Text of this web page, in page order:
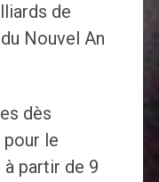
de
Nouvel An
dès
pour le
partir de 9